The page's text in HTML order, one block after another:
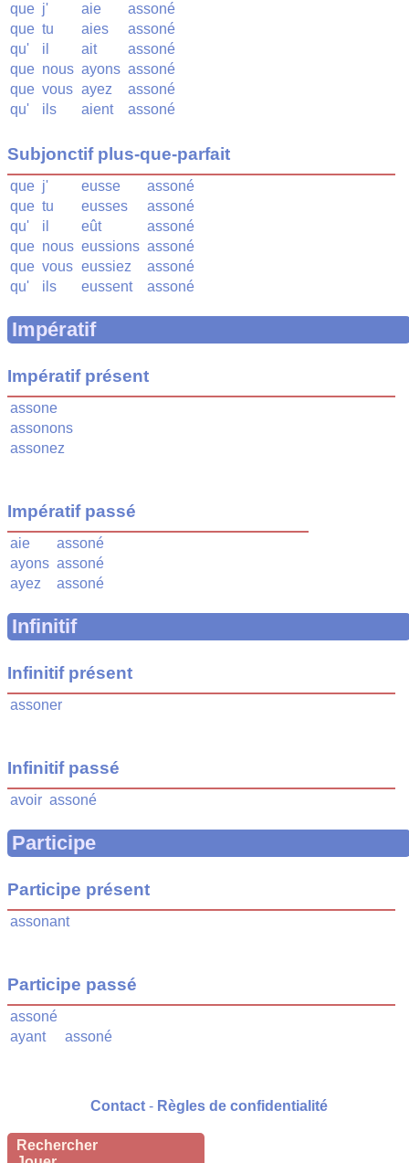
Rechercher
que j' aie
assoné
que tu aies
assoné
qu'
il ait
assoné
que nous ayons assoné
que vous ayez
assoné
qu'
ils aient assoné
Subjonctif plus-que-parfait
que j' eusse
assoné
que tu eusses
assoné
qu'
il eût
assoné
que nous eussions assoné
que vous eussiez
assoné
qu'
ils eussent assoné
Impératif
Impératif présent
assone
assonons
assonez
Impératif passé
aie
assoné
ayons assoné
ayez
assoné
Infinitif
Infinitif présent
assoner
Infinitif passé
avoir assoné
Participe
Participe présent
assonant
Participe passé
assoné
ayant
assoné
Contact - Règles de confidentialité